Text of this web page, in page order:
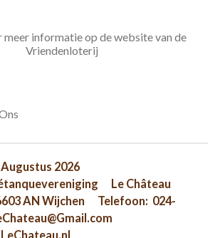
meer informatie op de website van de
Vriendenloterij
2026
Le Château
AN Wijchen Telefoon: 024-